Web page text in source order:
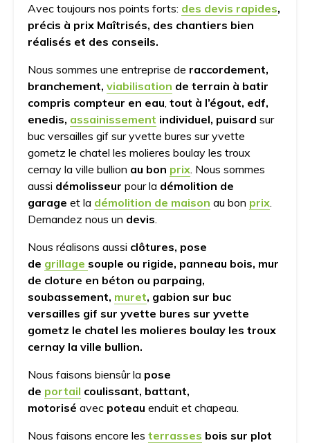
Avec toujours nos points forts: des devis rapides,
précis à prix Maîtrisés, des chantiers bien
réalisés et des conseils.
Nous sommes une entreprise de raccordement,
branchement, viabilisation de terrain à batir
compris compteur en eau tout à l’égout, edf,
enedis, assainissement individuel, puisard sur
buc versailles gif sur yvette bures sur yvette
gometz le chatel les molieres boulay les troux
cernay la ville bullion au bon prix . Nous sommes
aussi démolisseur pour la démolition de
garage et la démolition de maison au bon prix
Demandez nous un devis
Nous réalisons aussi clôtures, pose
de grillage souple ou rigide, panneau bois, mur
de cloture en béton ou parpaing,
soubassement, muret, gabion sur buc
versailles gif sur yvette bures sur yvette
gometz le chatel les molieres boulay les troux
cernay la ville bullion.
Nous faisons biensûr la pose
de portail coulissant, battant,
motorisé avec poteau enduit et chapeau.
Nous faisons encore les terrasses bois sur plot